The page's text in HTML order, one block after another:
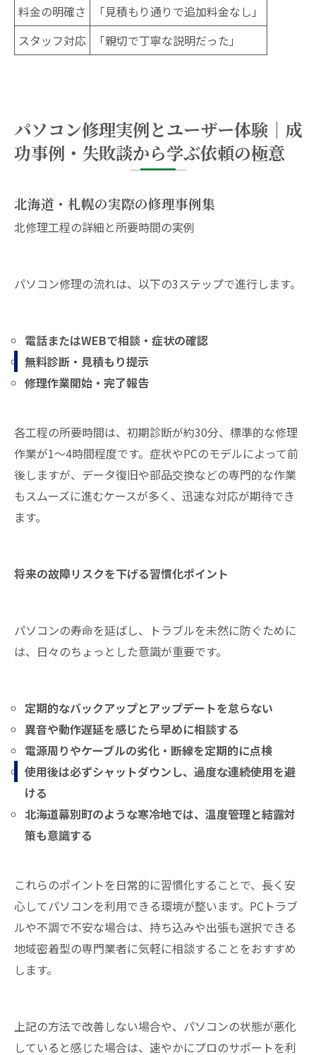
料金の明確さ
「見積もり通りで追加料金なし」
スタッフ対応
「親切で丁寧な説明だった」
パソコン修理実例とユーザー体験｜成
功事例・失敗談から学ぶ依頼の極意
北海道・札幌の実際の修理事例集
北修理工程の詳細と所要時間の実例
パソコン修理の流れは、以下の3ステップで進行します。
電話またはWEBで相談・症状の確認
無料診断・見積もり提示
修理作業開始・完了報告
各工程の所要時間は、初期診断が約30分、標準的な修理
作業が1～4時間程度です。症状やPCのモデルによって前
後しますが、データ復旧や部品交換などの専門的な作業
もスムーズに進むケースが多く、迅速な対応が期待でき
ます。
将来の故障リスクを下げる習慣化ポイント
パソコンの寿命を延ばし、トラブルを未然に防ぐために
は、日々のちょっとした意識が重要です。
定期的なバックアップとアップデートを怠らない
異音や動作遅延を感じたら早めに相談する
電源周りやケーブルの劣化・断線を定期的に点検
使用後は必ずシャットダウンし、過度な連続使用を避
ける
北海道幕別町のような寒冷地では、温度管理と結露対
策も意識する
これらのポイントを日常的に習慣化することで、長く安
心してパソコンを利用できる環境が整います。PCトラブ
ルや不調で不安な場合は、持ち込みや出張も選択できる
地域密着型の専門業者に気軽に相談することをおすすめ
します。
上記の方法で改善しない場合や、パソコンの状態が悪化
していると感じた場合は、速やかにプロのサポートを利